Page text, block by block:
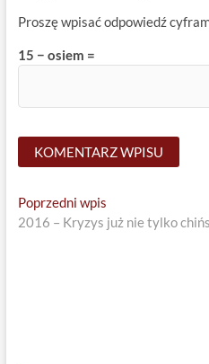
Proszę wpisać odpowiedź
15 − osiem =
Nawigacja
wpisu
Poprzedni wpisPrevious
post:
2016 – Kryzys już nie tylko